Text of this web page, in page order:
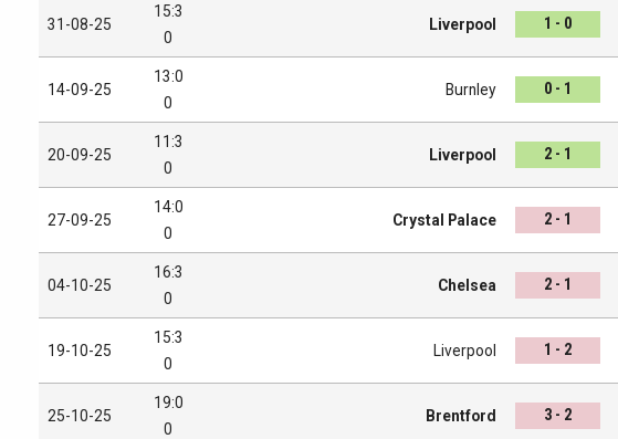
31-08-25
15:3
0
Liverpool 1 - 0
14-09-25
13:0
0
Burnley 0 - 1
20-09-25
11:3
0
Liverpool 2 - 1
27-09-25
14:0
0
Crystal Palace 2 - 1
04-10-25
16:3
0
Chelsea 2 - 1
19-10-25
15:3
0
Liverpool 1 - 2
25-10-25
19:0
0
Brentford 3 - 2